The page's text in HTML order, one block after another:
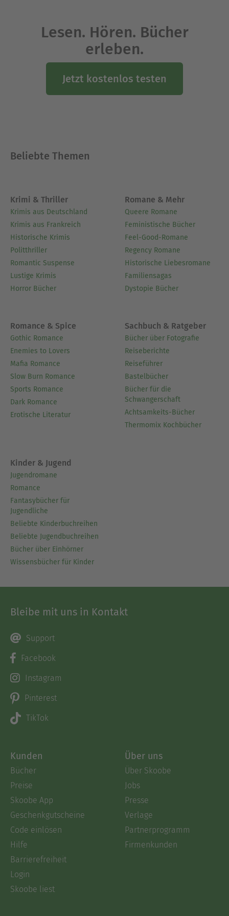
Lesen. Hören. Bücher
erleben.
Jetzt kostenlos testen
Beliebte Themen
Krimi & Thriller
Krimis aus Deutschland
Krimis aus Frankreich
Historische Krimis
Politthriller
Romantic Suspense
Lustige Krimis
Horror Bücher
Romane & Mehr
Queere Romane
Feministische Bücher
Feel-Good-Romane
Regency Romane
Historische Liebesromane
Familiensagas
Dystopie Bücher
Romance & Spice
Gothic Romance
Enemies to Lovers
Mafia Romance
Slow Burn Romance
Sports Romance
Dark Romance
Erotische Literatur
Sachbuch & Ratgeber
Bücher über Fotografie
Reiseberichte
Reiseführer
Bastelbücher
Bücher für die
Schwangerschaft
Achtsamkeits-Bücher
Thermomix Kochbücher
Kinder & Jugend
Jugendromane
Romance
Fantasybücher für
Jugendliche
Beliebte Kinderbuchreihen
Beliebte Jugendbuchreihen
Bücher über Einhörner
Wissensbücher für Kinder
Bleibe mit uns in Kontakt
Support
Facebook
Instagram
Pinterest
TikTok
Kunden
Bücher
Preise
Skoobe App
Geschenkgutscheine
Code einlösen
Hilfe
Barrierefreiheit
Login
Skoobe liest
Über uns
Über Skoobe
Jobs
Presse
Verlage
Partnerprogramm
Firmenkunden